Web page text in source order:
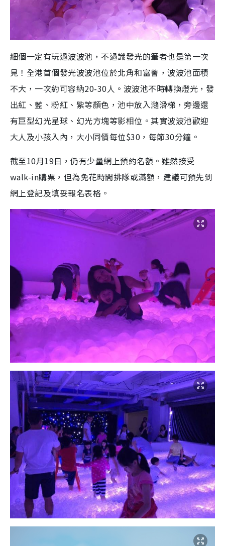
細個一定有玩過波波池，不過識發光的筆者也是第一次
見！全港首個發光波波池位於北角和富薈，波波池面積
不大，一次約可容納20-30人。波波池不時轉換燈光，發
出紅、藍、粉紅、紫等顏色，池中放入瀡滑梯，旁邊還
有巨型幻光星球、幻光方塊等影相位。其實波波池歡迎
大人及小孩入內，大小同價每位$30，每節30分鐘。
截至10月19日，仍有少量網上預約名額。雖然接受
walk-in購票，但為免花時間排隊或滿額，建議可預先到
網上登記及填妥報名表格。